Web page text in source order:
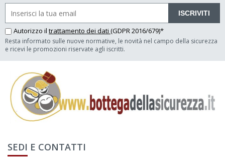
ISCRIVITI
Autorizzo il trattamento dei dati (GDPR 2016/679)*
Resta informato sulle nuove normative, le novità nel campo della sicurezza
e ricevi le promozioni riservate agli iscritti.
SEDI E CONTATTI